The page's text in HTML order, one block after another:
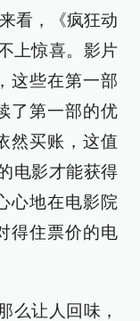
看，《疯狂动
上惊喜。影片
这些在第一部
了第一部的优
然买账，这值
电影才能获得
心地在电影院
得住票价的电
么让人回味，